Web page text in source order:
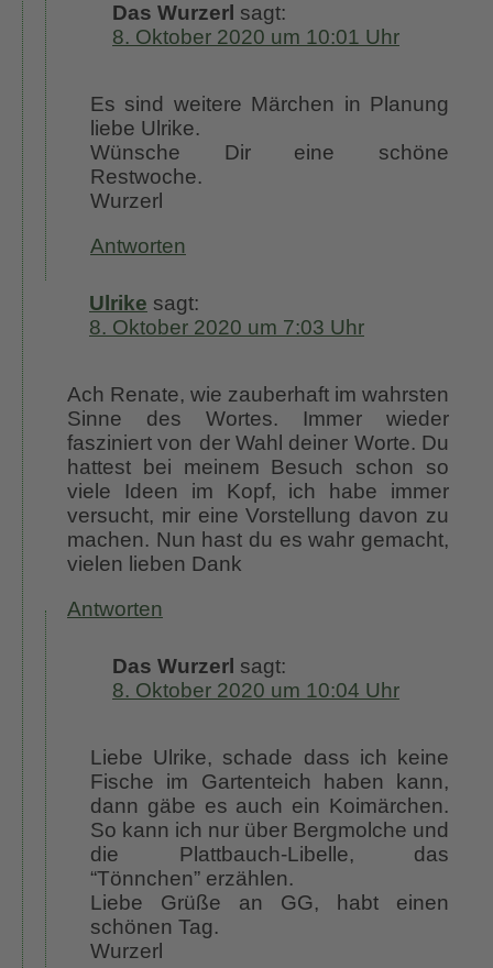
Das Wurzerl sagt:
8. Oktober 2020 um 10:01 Uhr
Es sind weitere Märchen in Planung
liebe Ulrike.
Wünsche Dir eine schöne
Restwoche.
Wurzerl
Antworten
Ulrike sagt:
8. Oktober 2020 um 7:03 Uhr
Ach Renate, wie zauberhaft im wahrsten
Sinne des Wortes. Immer wieder
fasziniert von der Wahl deiner Worte. Du
hattest bei meinem Besuch schon so
viele Ideen im Kopf, ich habe immer
versucht, mir eine Vorstellung davon zu
machen. Nun hast du es wahr gemacht,
vielen lieben Dank
Antworten
Das Wurzerl sagt:
8. Oktober 2020 um 10:04 Uhr
Liebe Ulrike, schade dass ich keine
Fische im Gartenteich haben kann,
dann gäbe es auch ein Koimärchen.
So kann ich nur über Bergmolche und
die Plattbauch-Libelle, das
“Tönnchen” erzählen.
Liebe Grüße an GG, habt einen
schönen Tag.
Wurzerl